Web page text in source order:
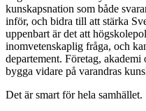
kunskapsnation som både
inför, och bidra till att stärka
uppenbart är det att
inomvetenskaplig fråga, och
departement. Företag,
bygga vidare på varandras
Det är smart för hela samhället.